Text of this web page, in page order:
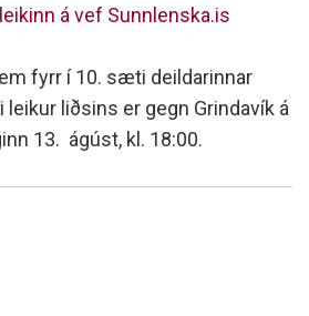
á vef Sunnlenska.is
fyrr í 10. sæti deildarinnar
liðsins er gegn Grindavík á
13. ágúst, kl. 18:00.